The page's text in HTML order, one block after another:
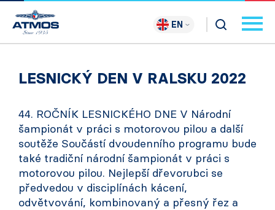
EN
LESNICKÝ DEN V RALSKU 2022
44. ROČNÍK LESNICKÉHO DNE V Národní
šampionát v práci s motorovou pilou a další
soutěže Součástí dvoudenního programu bude
také tradiční národní šampionát v práci s
motorovou pilou. Nejlepší dřevorubci se
předvedou v disciplínách kácení,
odvětvování, kombinovaný a přesný řez a